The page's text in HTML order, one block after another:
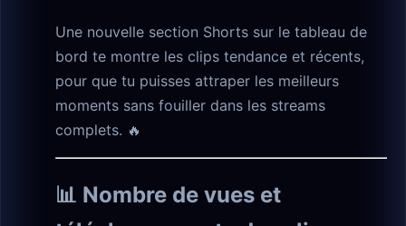
Une nouvelle section Shorts sur le tableau de
bord te montre les clips tendance et récents,
pour que tu puisses attraper les meilleurs
moments sans fouiller dans les streams
complets. 🔥
📊 Nombre de vues et